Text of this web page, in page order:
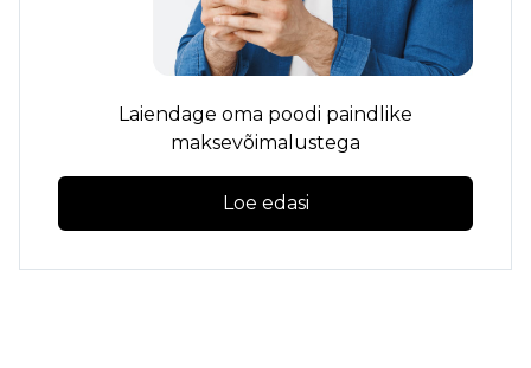
Laiendage oma poodi paindlike
maksevõimalustega
Loe edasi